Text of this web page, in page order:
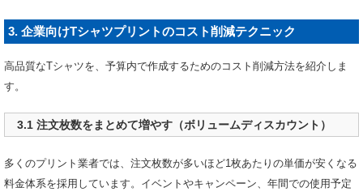
3. 企業向けTシャツプリントのコスト削減テクニック
高品質なTシャツを、予算内で作成するためのコスト削減方法を紹介しま
す。
3.1 注文枚数をまとめて増やす（ボリュームディスカウント）
多くのプリント業者では、注文枚数が多いほど1枚あたりの単価が安くなる
料金体系を採用しています。イベントやキャンペーン、年間での使用予定